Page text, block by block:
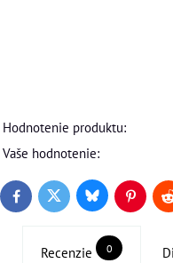
Hodnotenie produktu:
Vaše hodnotenie:
FacebookTwitter BlueskyPinterest
Recenzie 0